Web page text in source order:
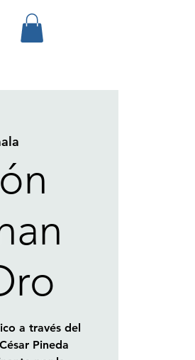
a través del
Pineda